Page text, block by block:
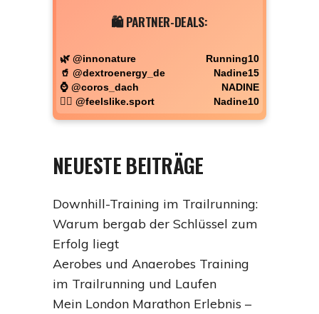
🛍️ PARTNER-DEALS:
🌿 @innonature
Running10
🥤 @dextroenergy_de
Nadine15
⌚ @coros_dach
NADINE
🧘‍♀️ @feelslike.sport
Nadine10
NEUESTE BEITRÄGE
Downhill-Training im Trailrunning:
Warum bergab der Schlüssel zum
Erfolg liegt
Aerobes und Anaerobes Training
im Trailrunning und Laufen
Mein London Marathon Erlebnis –